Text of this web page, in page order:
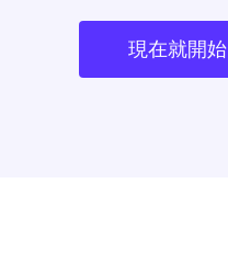
現在就開始